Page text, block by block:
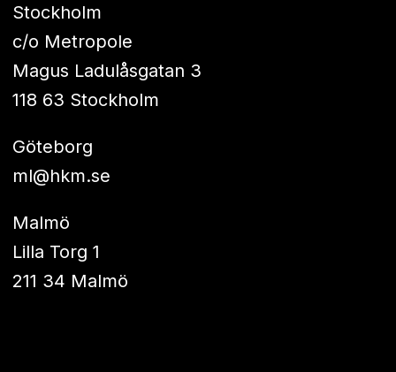
Stockholm
c/o Metropole
Magus Ladulåsgatan 3
118 63 Stockholm
Göteborg
ml@hkm.se
Malmö
Lilla Torg 1
211 34 Malmö